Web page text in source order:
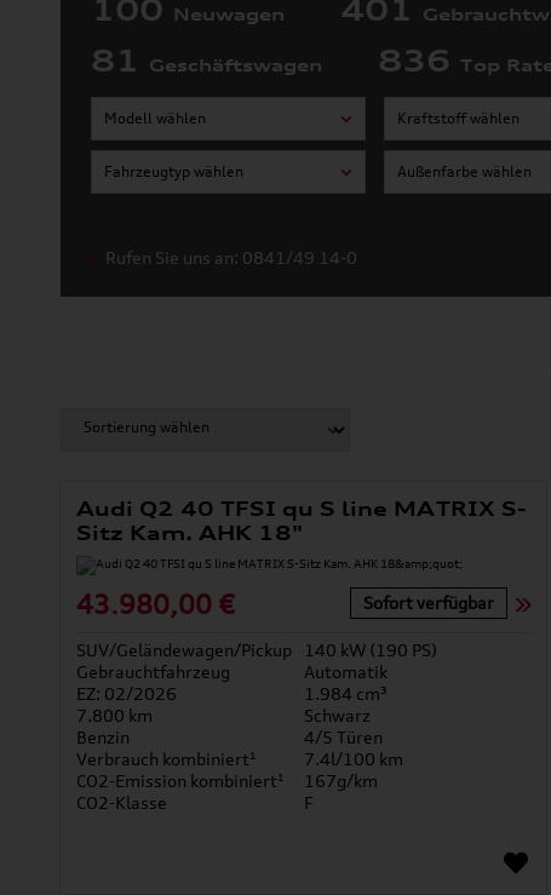
100 Neuwagen 401
81 Geschäftswagen 836 Top
Modell wählen Kraftstoff wählen
Fahrzeugtyp wählen Außenfarbe wählen
Rufen Sie uns an: 0841/49 14-0
Audi Q2 40 TFSI qu S line MATRIX S-
Sitz Kam. AHK 18"
43.980,00 € Sofort verfügbar
SUV/Geländewagen/Pickup
140 kW (190 PS)
Gebrauchtfahrzeug
Automatik
EZ: 02/2026
1.984 cm³
7.800 km
Schwarz
Benzin
4/5 Türen
Verbrauch kombiniert¹
7.4l/100 km
CO2-Emission kombiniert¹
167g/km
CO2-Klasse
F